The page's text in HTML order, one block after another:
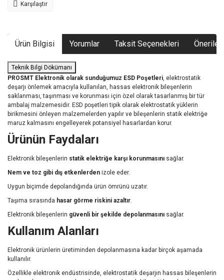
Karşılaştır
Ürün Bilgisi Yorumlar Taksit Seçenekleri
Teknik Bilgi Dökümanı
PROSMT Elektronik olarak sunduğumuz ESD Poşetleri, elektrostatik
deşarjı önlemek amacıyla kullanılan, hassas elektronik bileşenlerin
saklanması, taşınması ve korunması için özel olarak tasarlanmış bir tür
ambalaj malzemesidir. ESD poşetleri tipik olarak elektrostatik yüklerin
birikmesini önleyen malzemelerden yapılır ve bileşenlerin statik elektriğe
maruz kalmasını engelleyerek potansiyel hasarlardan korur.
Ürünün Faydaları
Elektronik bileşenlerin statik elektriğe karşı korunmasını sağlar.
Nem ve toz gibi dış etkenlerden izole eder.
Uygun biçimde depolandığında ürün ömrünü uzatır.
Taşıma sırasında hasar görme riskini azaltır.
Elektronik bileşenlerin güvenli bir şekilde depolanmasını sağlar.
Kullanım Alanları
Elektronik ürünlerin üretiminden depolanmasına kadar birçok aşamada
kullanılır.
Özellikle elektronik endüstrisinde, elektrostatik deşarjın hassas bileşenlerin